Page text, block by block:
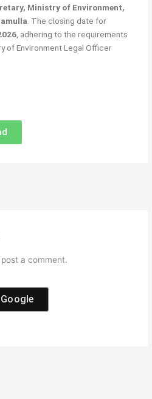
Ministry of Environment,
. The closing date for
, adhering to the requirements
of Environment Legal Officer
a comment.
Google